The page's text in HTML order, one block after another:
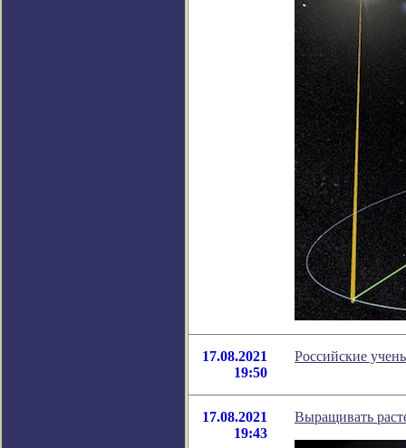
17.08.2021
19:50
Российские
17.08.2021
19:43
Выращивать